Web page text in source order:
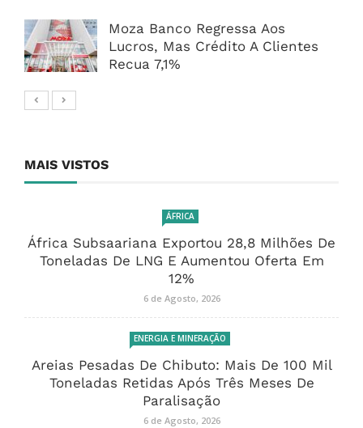
Moza Banco Regressa Aos
Lucros, Mas Crédito A Clientes
Recua 7,1%
MAIS VISTOS
ÁFRICA
África Subsaariana Exportou 28,8 Milhões De
Toneladas De LNG E Aumentou Oferta Em
12%
6 de Agosto, 2026
ENERGIA E MINERAÇÃO
Areias Pesadas De Chibuto: Mais De 100 Mil
Toneladas Retidas Após Três Meses De
Paralisação
6 de Agosto, 2026